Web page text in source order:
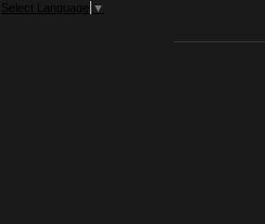
Select Language ▼